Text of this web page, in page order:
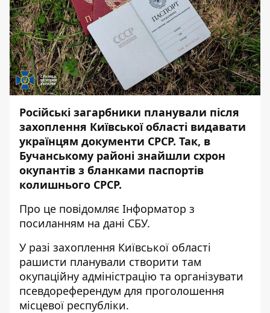
Російські загарбники планували після
захоплення Київської області видавати
українцям документи СРСР. Так, в
Бучанському районі знайшли схрон
окупантів з бланками паспортів
колишнього СРСР.
Про це повідомляє Інформатор з
посиланням на дані СБУ.
У разі захоплення Київської області
рашисти планували створити там
окупаційну адміністрацію та організувати
псевдореферендум для проголошення
місцевої республіки.